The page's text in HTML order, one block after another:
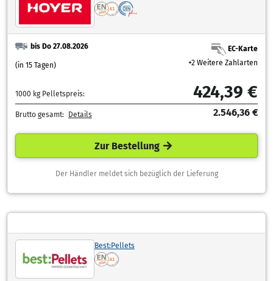
bis Do 27.08.2026
(in 15 Tagen)
EC-Karte
+2 Weitere Zahlarten
1000 kg Pelletspreis: 424,39 €
Brutto gesamt: Details 2.546,36 €
Zur Bestellung
Der Händler meldet sich bezüglich der Lieferung
Best:Pellets